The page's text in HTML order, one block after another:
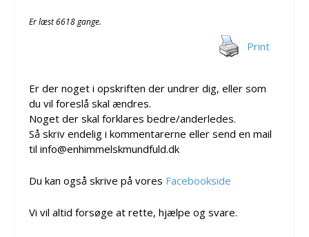
Er læst 6618 gange.
Print
Er der noget i opskriften der undrer dig, eller som
du vil foreslå skal ændres.
Noget der skal forklares bedre/anderledes.
Så skriv endelig i kommentarerne eller send en mail
til info@enhimmelskmundfuld.dk
Du kan også skrive på vores Facebookside
Vi vil altid forsøge at rette, hjælpe og svare.